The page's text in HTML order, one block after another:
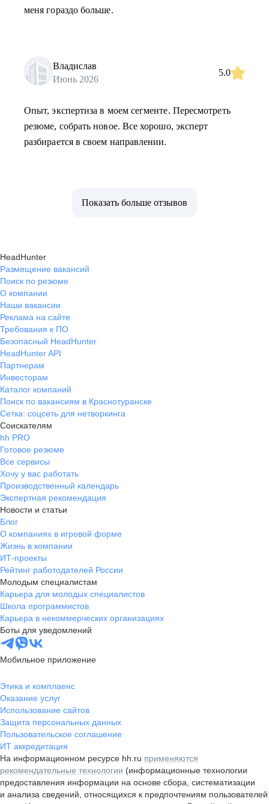
меня гораздо больше.
Владислав
Июнь 2026
5.0
Опыт, экспертиза в моем сегменте. Пересмотреть
резюме, собрать новое. Все хорошо, эксперт
разбирается в своем направлении.
Показать больше отзывов
HeadHunter
Размещение вакансий
Поиск по резюме
О компании
Наши вакансии
Реклама на сайте
Требования к ПО
Безопасный HeadHunter
HeadHunter API
Партнерам
Инвесторам
Каталог компаний
Поиск по вакансиям в Краснотуранске
Сетка: соцсеть для нетворкинга
Соискателям
hh PRO
Готовое резюме
Все сервисы
Хочу у вас работать
Производственный календарь
Экспертная рекомендация
Новости и статьи
Блог
О компаниях в игровой форме
Жизнь в компании
ИТ-проекты
Рейтинг работодателей России
Молодым специалистам
Карьера для молодых специалистов
Школа программистов
Карьера в некоммерческих организациях
Боты для уведомлений
Мобильное приложение
Этика и комплаенс
Оказание услуг
Использование сайтов
Защита персональных данных
Пользовательское соглашение
ИТ аккредитация
На информационном ресурсе hh.ru применяются
рекомендательные технологии (информационные технологии
предоставления информации на основе сбора, систематизации
и анализа сведений, относящихся к предпочтениям пользователей